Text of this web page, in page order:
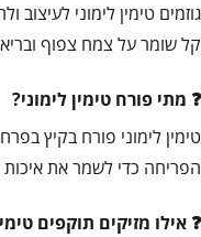
גוזמים טימין לימוני
קל שומר על צמח צפוף
מתי פורח טימין לימוני?
טימין לימוני פורח בקיץ
הפריחה כדי לשמר את
אילו מזיקים תוקפים